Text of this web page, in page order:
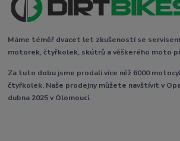
Máme téměř dvacet let zkušeností se
motorek, čtyřkolek, skútrů a věškerého moto
Za tuto dobu jsme prodali více něž 6000
čtyřkolek. Naše prodejny můžete navštívit v
dubna 2025 v Olomouci.